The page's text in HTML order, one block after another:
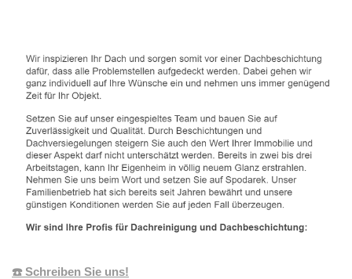
☎️ Schreiben Sie uns!